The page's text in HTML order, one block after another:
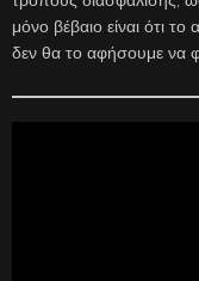
μόνο βέβαιο είναι ότι το
δεν θα το αφήσουμε να